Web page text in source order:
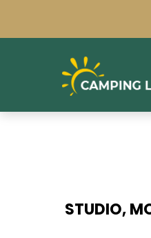
STUDIO,